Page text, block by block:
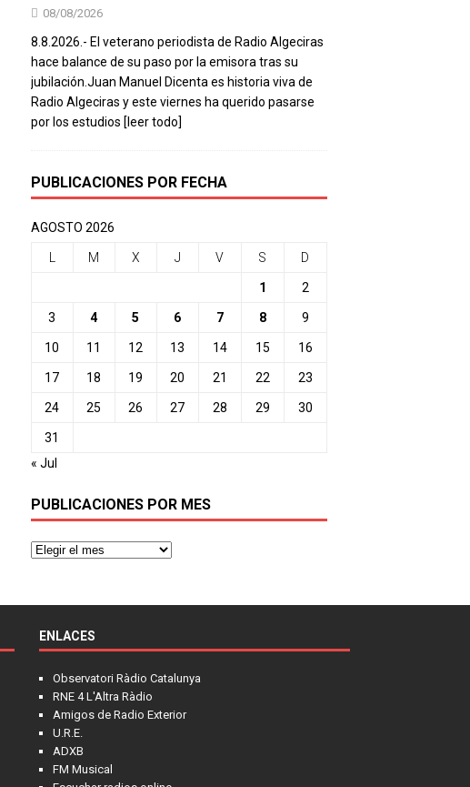
08/08/2026
8.8.2026.- El veterano periodista de Radio Algeciras
hace balance de su paso por la emisora tras su
jubilación.Juan Manuel Dicenta es historia viva de
Radio Algeciras y este viernes ha querido pasarse
por los estudios [leer todo]
PUBLICACIONES POR FECHA
AGOSTO 2026
M X J V S D
1 2
3 4 5 6 7 8 9
10 11 12 13 14 15 16
17 18 19 20 21 22 23
24 25 26 27 28 29 30
31
« Jul
PUBLICACIONES POR MES
ENLACES
Observatori Ràdio Catalunya
RNE 4 L'Altra Ràdio
Amigos de Radio Exterior
U.R.E.
ADXB
FM Musical